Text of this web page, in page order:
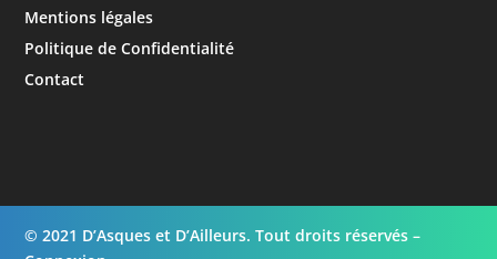
Mentions légales
Politique de Confidentialité
Contact
© 2021 D’Asques et D’Ailleurs. Tout droits réservés –